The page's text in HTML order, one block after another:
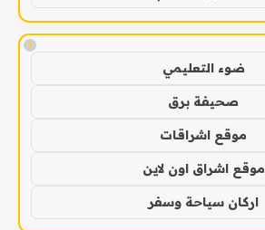
!
ضوء التعليمي
صحيفة برق
موقع اشراقات
موقع اشراق اون لاين
اركان سياحة وسفر